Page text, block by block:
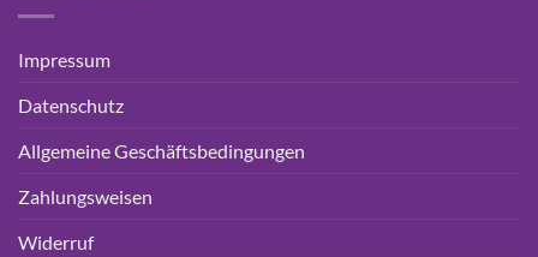
Impressum
Datenschutz
Allgemeine Geschäftsbedingungen
Zahlungsweisen
Widerruf